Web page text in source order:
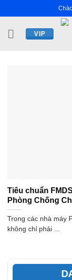
qua
nội
VIP
Tiêu chuẩn
Phòng Chống
Trong các nhà máy
không chỉ phải ...